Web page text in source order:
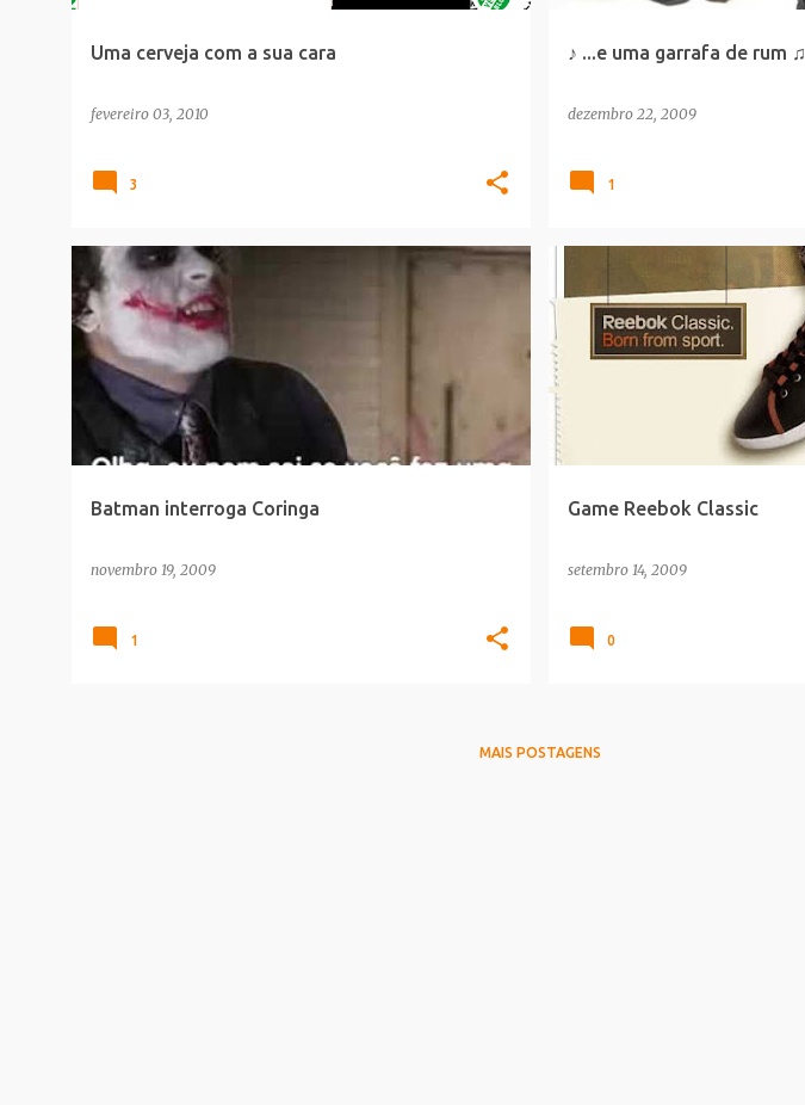
Uma cerveja com a sua cara
fevereiro 03, 2010
3
♪ ...e uma garrafa de rum ♫
dezembro 22, 2009
1
Batman interroga Coringa
novembro 19, 2009
CINEMA DICA_LEITOR
1
Game Reebok Classic
setembro 14, 2009
MODA
0
MAIS POSTAGENS